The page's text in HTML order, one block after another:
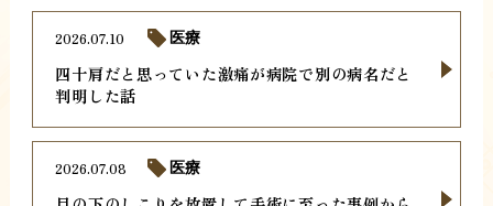
四十肩だと思っていた激痛が病院で別の病名だと
判明した話
2026.07.10 医療
2026.07.08 医療